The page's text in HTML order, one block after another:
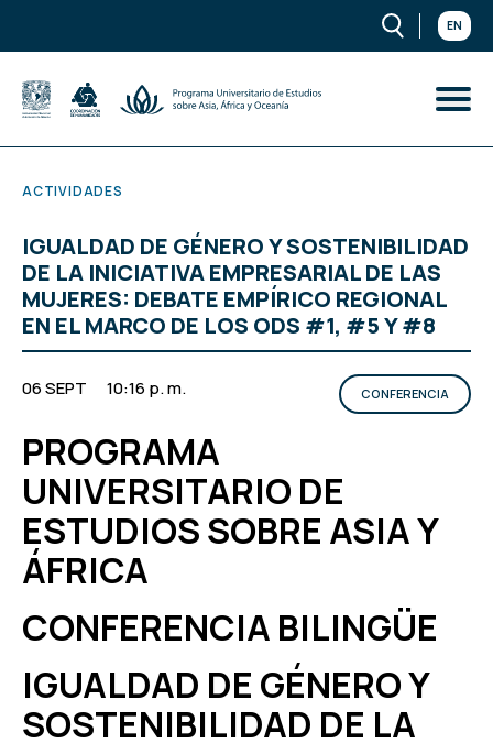
EN
ACTIVIDADES
IGUALDAD DE GÉNERO Y SOSTENIBILIDAD
DE LA INICIATIVA EMPRESARIAL DE LAS
MUJERES: DEBATE EMPÍRICO REGIONAL
EN EL MARCO DE LOS ODS #1, #5 Y #8
06 SEPT 10:16 p. m. CONFERENCIA
PROGRAMA
UNIVERSITARIO DE
ESTUDIOS SOBRE ASIA Y
ÁFRICA
CONFERENCIA BILINGÜE
IGUALDAD DE GÉNERO Y
SOSTENIBILIDAD DE LA